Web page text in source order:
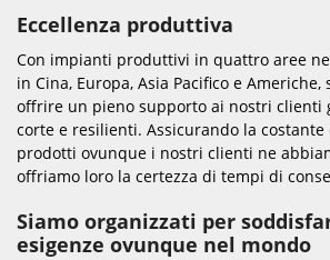
Eccellenza produttiva
Con impianti produttivi in quattro aree
in Cina, Europa, Asia Pacifico e
offrire un pieno supporto ai nostri clienti
corte e resilienti. Assicurando la
prodotti ovunque i nostri clienti ne
offriamo loro la certezza di tempi di
Siamo organizzati per
esigenze ovunque nel mondo